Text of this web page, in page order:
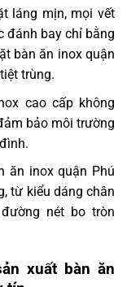
láng mịn, mọi vết
đánh bay chỉ bằng
bàn ăn inox quận
trùng.
cao cấp không
bảo môi trường
ăn inox quận Phú
từ kiểu dáng chân
nét bo tròn
xuất bàn ăn